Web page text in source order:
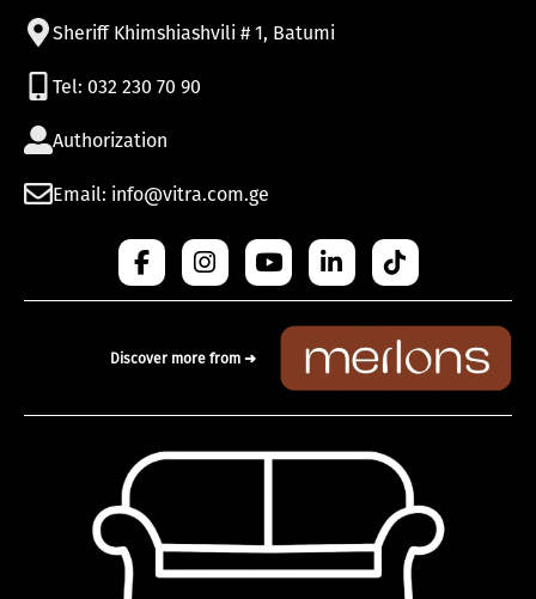
Sheriff Khimshiashvili # 1, Batumi
Tel: 032 230 70 90
Authorization
Email: info@vitra.com.ge
Discover more from ➜